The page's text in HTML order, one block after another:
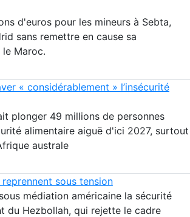
d'euros pour les mineurs à Sebta,
sans remettre en cause sa
Maroc.
« considérablement » l’insécurité
plonger 49 millions de personnes
alimentaire aiguë d'ici 2027, surtout
australe
sous tension
médiation américaine la sécurité
du Hezbollah, qui rejette le cadre